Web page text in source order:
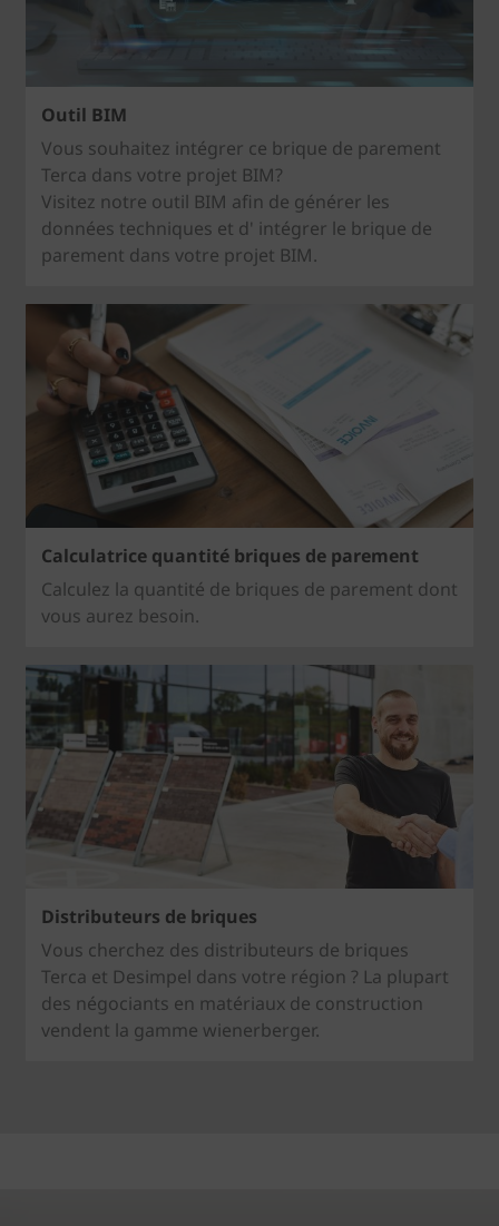
Outil BIM
Vous souhaitez intégrer ce brique de parement
Terca dans votre projet BIM?
Visitez notre outil BIM afin de générer les
données techniques et d' intégrer le brique de
parement dans votre projet BIM.
Calculatrice quantité briques de parement
Calculez la quantité de briques de parement dont
vous aurez besoin.
Distributeurs de briques
Vous cherchez des distributeurs de briques
Terca et Desimpel dans votre région ? La plupart
des négociants en matériaux de construction
vendent la gamme wienerberger.